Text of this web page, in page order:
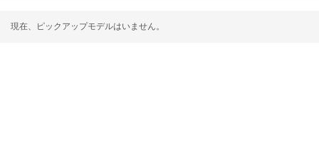
現在、ピックアップモデルはいません。